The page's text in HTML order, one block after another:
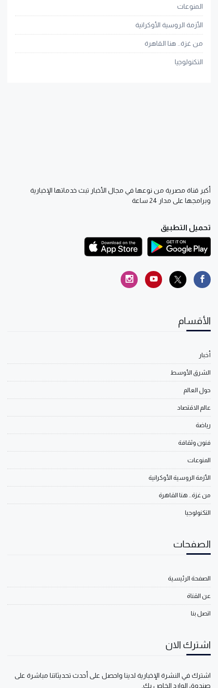
المنوعات
الأزمة الروسية الأوكرانية
من غزة.. هنا القاهرة
التكنولوجيا
أكبر قناة مصرية من نوعها في مجال الأخبار تبث خدماتها الإخبارية
وبرامجها على مدار 24 ساعة
تحميل التطبيق
الأقسام
أخبار
الشرق الأوسط
حول العالم
عالم الاقتصاد
رياضة
فنون وثقافة
المنوعات
الأزمة الروسية الأوكرانية
من غزة.. هنا القاهرة
التكنولوجيا
الصفحات
الصفحة الرئيسية
عن القناة
اتصل بنا
اشترك الان
اشترك في النشرة الإخبارية لدينا واحصل على أحدث تحديثاتنا مباشرة على
صندوق الوارد الخاص بك.